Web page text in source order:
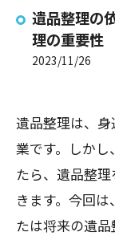
遺品整理の
理の重要性
2023/11/26
遺品整理は、
業です。しか
たら、遺品整
きます。今回
たは将来の遺